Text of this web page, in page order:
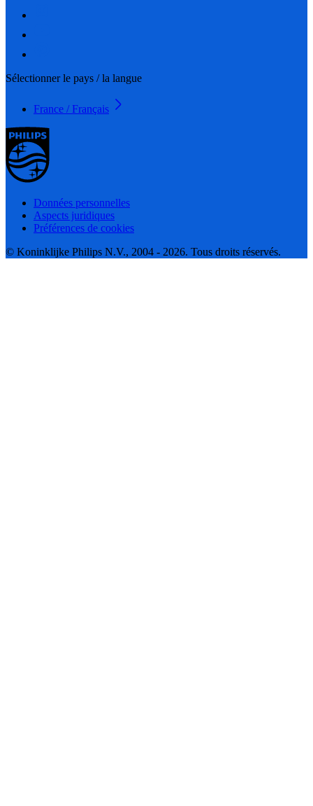
Sélectionner le pays / la langue
France / Français
Données personnelles
Aspects juridiques
Préférences de cookies
© Koninklijke Philips N.V., 2004 - 2026. Tous droits réservés.